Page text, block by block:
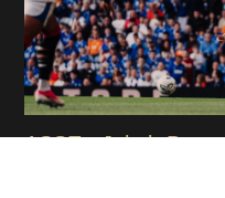
ASSE : Jakob